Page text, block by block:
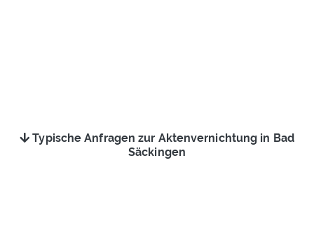
Typische Anfragen zur Aktenvernichtung in Bad
Säckingen